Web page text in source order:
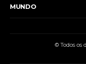
MUNDO
© Todos os